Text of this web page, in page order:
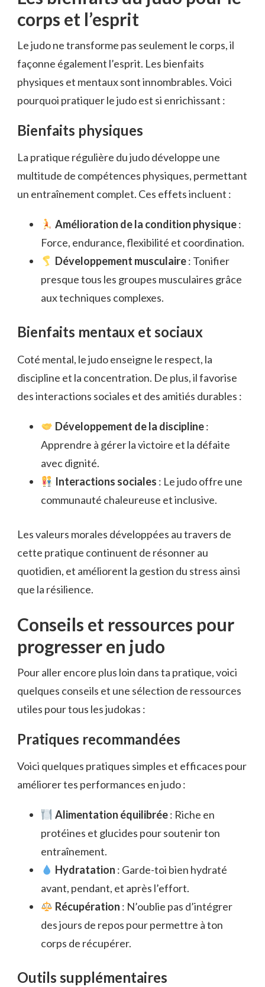
corps et l’esprit
Le judo ne transforme pas seulement le corps, il
façonne également l’esprit. Les bienfaits
physiques et mentaux sont innombrables. Voici
pourquoi pratiquer le judo est si enrichissant :
Bienfaits physiques
La pratique régulière du judo développe une
multitude de compétences physiques, permettant
un entraînement complet. Ces effets incluent :
Amélioration de la condition physique:
Force, endurance, flexibilité et coordination.
Développement musculaire: Tonifier
presque tous les groupes musculaires grâce
aux techniques complexes.
Bienfaits mentaux et sociaux
Coté mental, le judo enseigne le respect, la
discipline et la concentration. De plus, il favorise
des interactions sociales et des amitiés durables :
Développement de la discipline:
Apprendre à gérer la victoire et la défaite
avec dignité.
Interactions sociales : Le judo offre une
communauté chaleureuse et inclusive.
Les valeurs morales développées au travers de
cette pratique continuent de résonner au
quotidien, et améliorent la gestion du stress ainsi
que la résilience.
Conseils et ressources pour
progresser en judo
Pour aller encore plus loin dans ta pratique, voici
quelques conseils et une sélection de ressources
utiles pour tous les judokas :
Pratiques recommandées
Voici quelques pratiques simples et efficaces pour
améliorer tes performances en judo :
Alimentation équilibrée: Riche en
protéines et glucides pour soutenir ton
entraînement.
Hydratation : Garde-toi bien hydraté
avant, pendant, et après l’effort.
Récupération : N’oublie pas d’intégrer
des jours de repos pour permettre à ton
corps de récupérer.
Outils supplémentaires